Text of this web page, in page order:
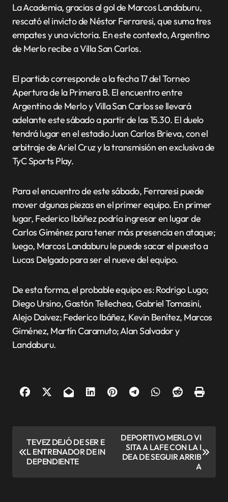
La Academia, gracias al gol de Marcos Landaburu,
rescató el invicto de Néstor Ferraresi, que suma tres
empates y una victoria. En este contexto, Argentino
de Merlo recibe a Villa San Carlos.
El partido corresponde a la fecha 17 del Torneo
Apertura de la Primera B. El encuentro entre
Argentino de Merlo y Villa San Carlos se llevará
adelante este sábado a partir de las 15.30. El duelo
tendrá lugar en el estadio Juan Carlos Brieva, con el
arbitraje de Ariel Cruz y la transmisión en exclusiva de
TyC Sports Play.
Para el encuentro de este sábado, Ferraresi puede
mover algunas piezas en el primer equipo. En primer
lugar, Federico Ibáñez podría ingresar en lugar de
Carlos Giménez para tener más presencia en ataque;
luego, Marcos Landaburu le puede sacar el puesto a
Lucas Delgado para ser el nueve del equipo.
De esta forma, el probable equipo es: Rodrigo Lugo;
Diego Ursino, Gastón Tellechea, Gabriel Tomasini,
Alejo Daivez; Federico Ibáñez, Kevin Benítez, Marcos
Giménez, Martín Caramuto; Alan Salvador y
Landaburu.
a
TEVEZ DEJÓ DE SER E
L ENTRENADOR DE IN
DEPENDIENTE
DEPORTIVO MERLO VI
SITA A LAFE CON LA I
DEA DE SEGUIR ARRIB
A